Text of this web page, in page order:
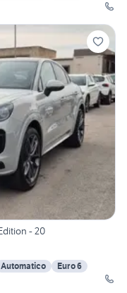
- 20
Automatico
Euro 6